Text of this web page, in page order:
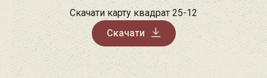
Скачати карту квадрат 25-12
Скачати